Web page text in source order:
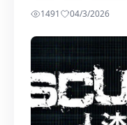
1491
04/3/2026